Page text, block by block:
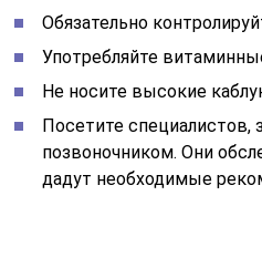
Обязательно
Употребляйте
Не носите высокие
Посетите
позвоночником. Они
дадут необходимые